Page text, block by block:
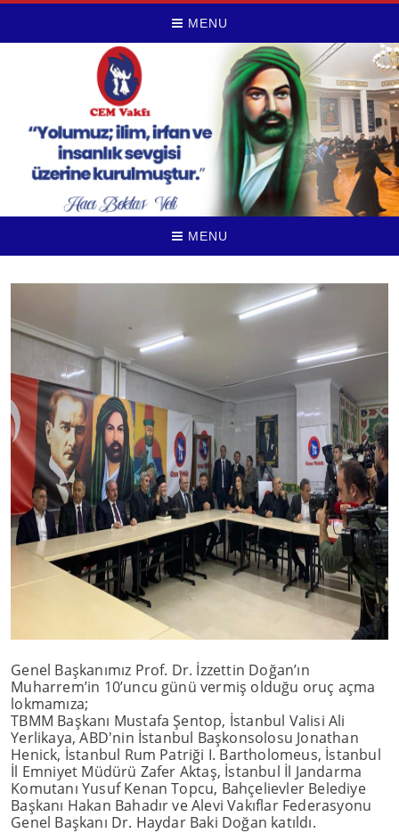
MENU
MENU
Genel Başkanımız Prof. Dr. İzzettin Doğan’ın
Muharrem’in 10’uncu günü vermiş olduğu oruç açma
lokmamıza;
TBMM Başkanı Mustafa Şentop, İstanbul Valisi Ali
Yerlikaya, ABD'nin İstanbul Başkonsolosu Jonathan
Henick, İstanbul Rum Patriği I. Bartholomeus, İstanbul
İl Emniyet Müdürü Zafer Aktaş, İstanbul İl Jandarma
Komutanı Yusuf Kenan Topcu, Bahçelievler Belediye
Başkanı Hakan Bahadır ve Alevi Vakıflar Federasyonu
Genel Başkanı Dr. Haydar Baki Doğan katıldı.